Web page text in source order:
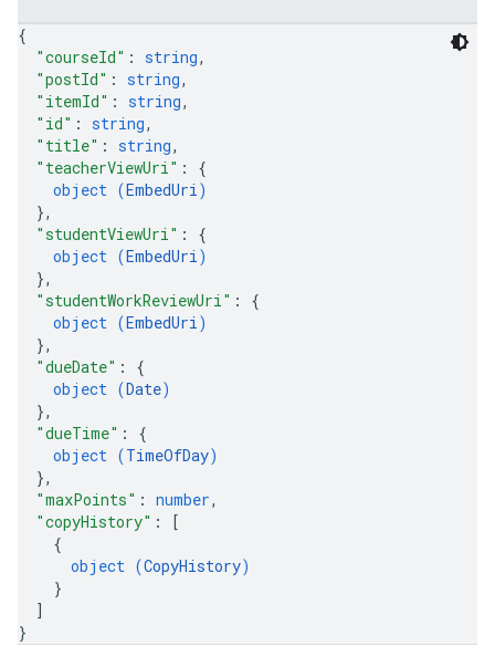
{
"courseId" : string,
"postId" : string,
"itemId" : string,
"id" : string,
"title" : string,
"teacherViewUri" : {
object (EmbedUri)
},
"studentViewUri" : {
object (EmbedUri)
},
"studentWorkReviewUri" : {
object (EmbedUri)
},
"dueDate" : {
object (Date)
},
"dueTime" : {
object (TimeOfDay)
},
"maxPoints" : number,
"copyHistory" :
[
{
object (CopyHistory)
}
]
}